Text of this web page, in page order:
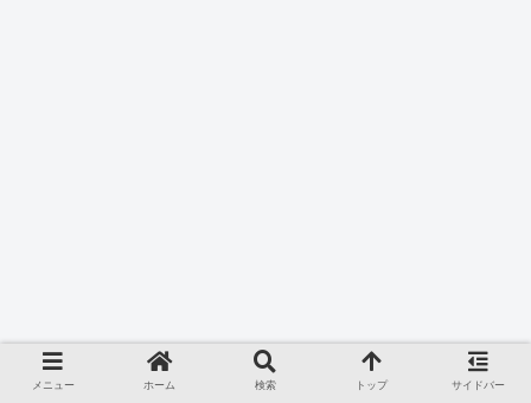
メニュー ホーム 検索 トップ サイドバー